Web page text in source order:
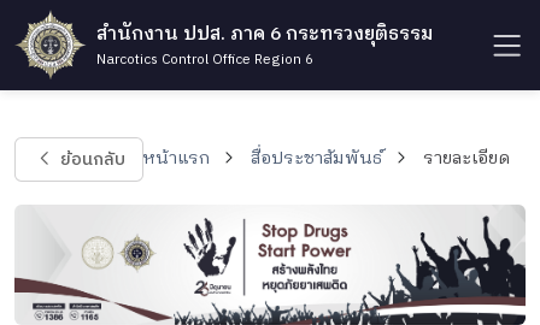
สำนักงาน ปปส. ภาค 6 กระทรวงยุติธรรม
Narcotics Control Office Region 6
ย้อนกลับ หน้าแรก สื่อประชาสัมพันธ์ รายละเอียด